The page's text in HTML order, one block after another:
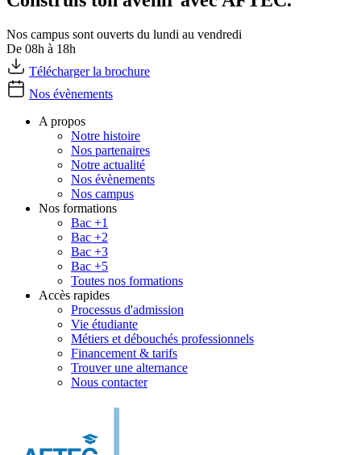
Nos campus sont ouverts du lundi au vendredi
De 08h à 18h
Télécharger la brochure
Nos évènements
A propos
Notre histoire
Nos partenaires
Notre actualité
Nos évènements
Nos campus
Nos formations
Bac +1
Bac +2
Bac +3
Bac +5
Toutes nos formations
Accès rapides
Processus d'admission
Vie étudiante
Métiers et débouchés professionnels
Financement & tarifs
Trouver une alternance
Nous contacter